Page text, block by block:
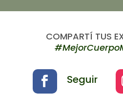
COMPARTÍ TUS
Seguir